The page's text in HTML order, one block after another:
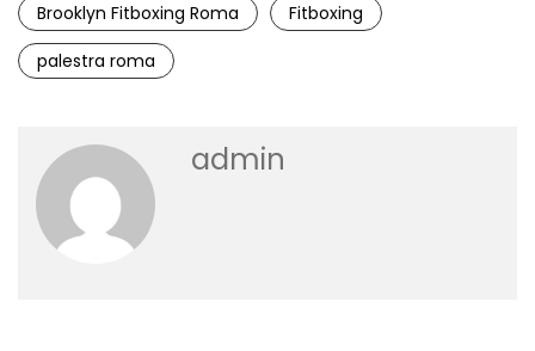
Brooklyn Fitboxing Roma
Fitboxing
palestra roma
admin